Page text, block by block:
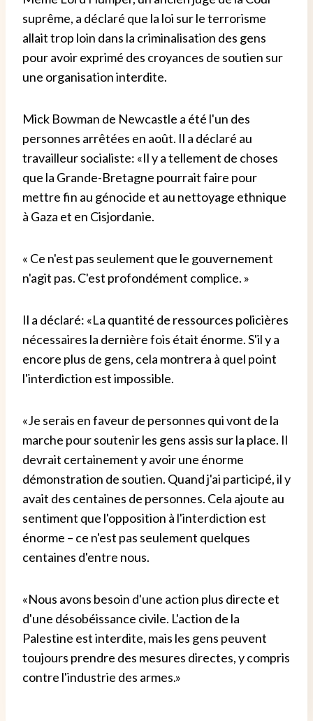
suprême, a déclaré que la loi sur le terrorisme
allait trop loin dans la criminalisation des gens
pour avoir exprimé des croyances de soutien sur
une organisation interdite.
Mick Bowman de Newcastle a été l'un des
personnes arrêtées en août. Il a déclaré au
travailleur socialiste: «Il y a tellement de choses
que la Grande-Bretagne pourrait faire pour
mettre fin au génocide et au nettoyage ethnique
à Gaza et en Cisjordanie.
« Ce n'est pas seulement que le gouvernement
n'agit pas. C'est profondément complice. »
Il a déclaré: «La quantité de ressources policières
nécessaires la dernière fois était énorme. S'il y a
encore plus de gens, cela montrera à quel point
l'interdiction est impossible.
«Je serais en faveur de personnes qui vont de la
marche pour soutenir les gens assis sur la place. Il
devrait certainement y avoir une énorme
démonstration de soutien. Quand j'ai participé, il y
avait des centaines de personnes. Cela ajoute au
sentiment que l'opposition à l'interdiction est
énorme – ce n'est pas seulement quelques
centaines d'entre nous.
«Nous avons besoin d'une action plus directe et
d'une désobéissance civile. L'action de la
Palestine est interdite, mais les gens peuvent
toujours prendre des mesures directes, y compris
contre l'industrie des armes.»